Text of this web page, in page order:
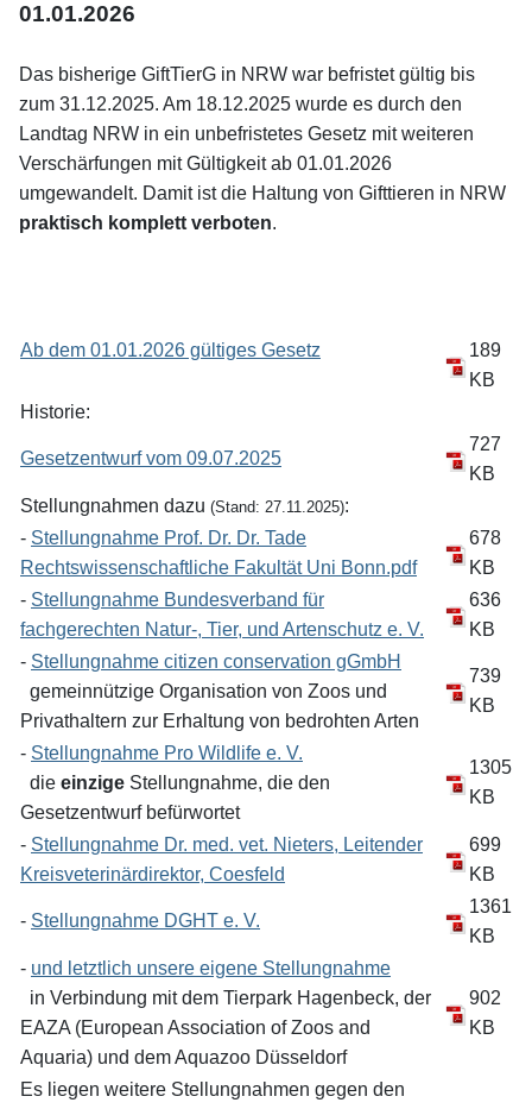
01.01.2026
Das bisherige GiftTierG in NRW war befristet gültig bis
zum 31.12.2025. Am 18.12.2025 wurde es durch den
Landtag NRW in ein unbefristetes Gesetz mit weiteren
Verschärfungen mit Gültigkeit ab 01.01.2026
umgewandelt. Damit ist die Haltung von Gifttieren in NRW
praktisch komplett verboten.
Ab dem 01.01.2026 gültiges Gesetz
189
KB
Historie:
Gesetzentwurf vom 09.07.2025
727
KB
Stellungnahmen dazu (Stand: 27.11.2025):
- Stellungnahme Prof. Dr. Dr. Tade
Rechtswissenschaftliche Fakultät Uni Bonn.pdf
678
KB
- Stellungnahme Bundesverband für
fachgerechten Natur-, Tier, und Artenschutz e. V.
636
KB
- Stellungnahme citizen conservation gGmbH
gemeinnützige Organisation von Zoos und
Privathaltern zur Erhaltung von bedrohten Arten
739
KB
- Stellungnahme Pro Wildlife e. V.
die einzige Stellungnahme, die den
Gesetzentwurf befürwortet
1305
KB
- Stellungnahme Dr. med. vet. Nieters, Leitender
Kreisveterinärdirektor, Coesfeld
699
KB
- Stellungnahme DGHT e. V.
1361
KB
- und letztlich unsere eigene Stellungnahme
in Verbindung mit dem Tierpark Hagenbeck, der
EAZA (European Association of Zoos and
Aquaria) und dem Aquazoo Düsseldorf
902
KB
Es liegen weitere Stellungnahmen gegen den